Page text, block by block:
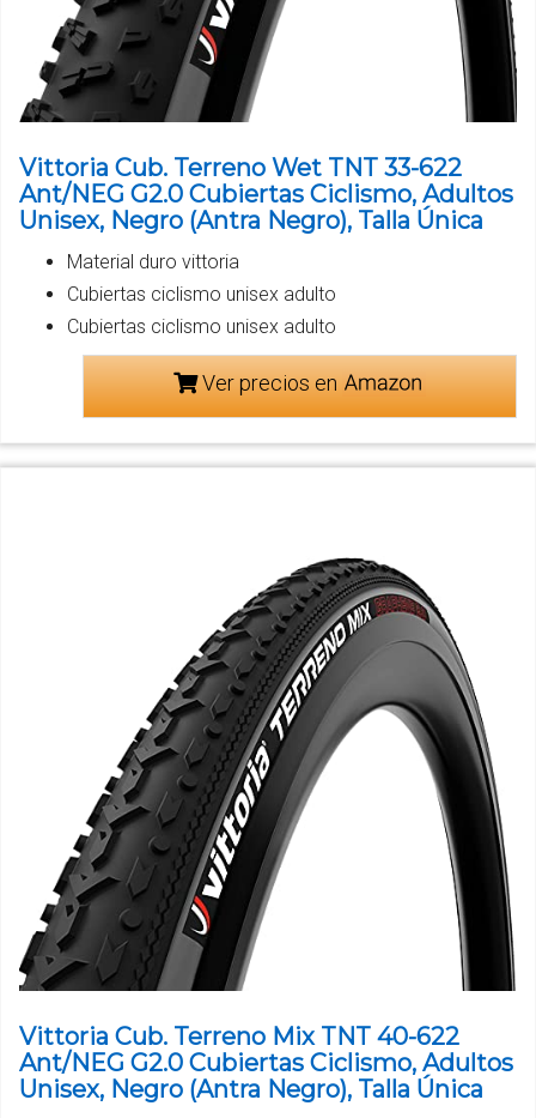
Vittoria Cub. Terreno Wet TNT 33-622
Ant/NEG G2.0 Cubiertas Ciclismo, Adultos
Unisex, Negro (Antra Negro), Talla Única
Material duro vittoria
Cubiertas ciclismo unisex adulto
Cubiertas ciclismo unisex adulto
Ver precios en
Vittoria Cub. Terreno Mix TNT 40-622
Ant/NEG G2.0 Cubiertas Ciclismo, Adultos
Unisex, Negro (Antra Negro), Talla Única